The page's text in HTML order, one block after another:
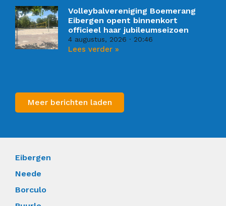
Volleybalvereniging Boemerang
Eibergen opent binnenkort
officieel haar jubileumseizoen
4 augustus, 2026 20:46
Lees verder »
Meer berichten laden
Eibergen
Neede
Borculo